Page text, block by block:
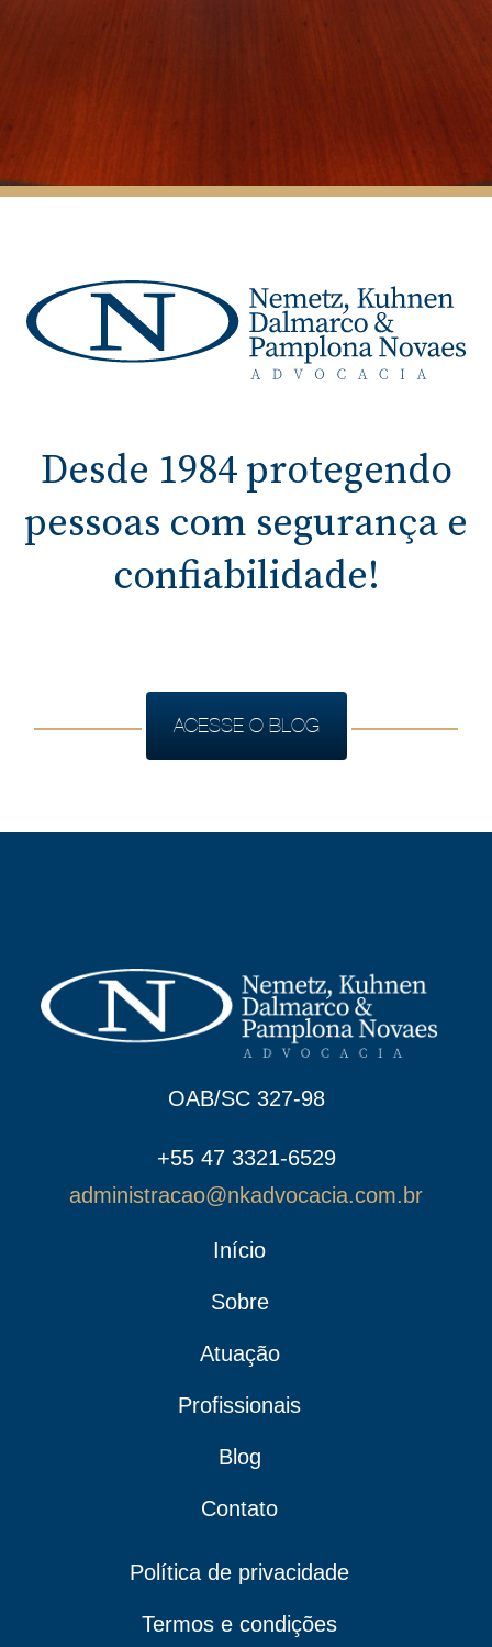
Desde 1984 protegendo
pessoas com segurança e
confiabilidade!
ACESSE O BLOG
OAB/SC 327-98
+55 47 3321-6529
administracao@nkadvocacia.com.br
Início
Sobre
Atuação
Profissionais
Blog
Contato
Política de privacidade
Termos e condições